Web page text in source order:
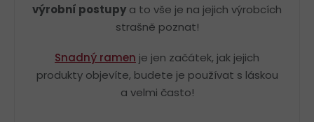
výrobní postupy a to vše je na jejich výrobcích
strašně poznat!
Snadný ramen je jen začátek, jak jejich
produkty objevíte, budete je používat s láskou
a velmi často!